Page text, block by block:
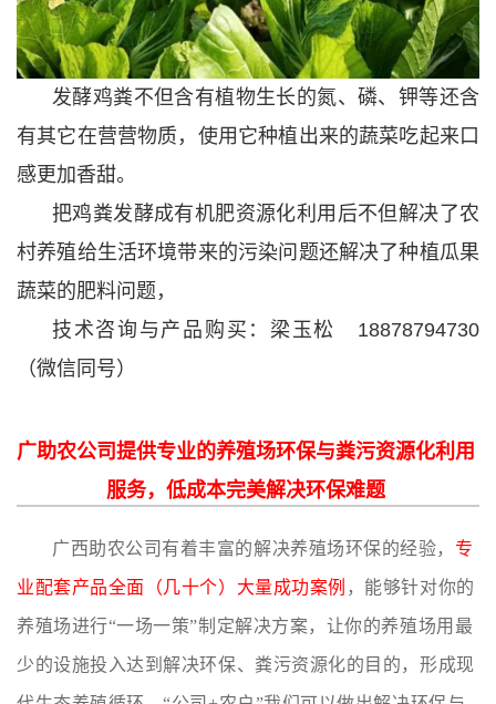
发酵鸡粪不但含有植物生长的氮、磷、钾等还含
有其它在营营物质，使用它种植出来的蔬菜吃起来口
感更加香甜。
把鸡粪发酵成有机肥资源化利用后不但解决了农
村养殖给生活环境带来的污染问题还解决了种植瓜果
蔬菜的肥料问题，
技术咨询与产品购买：梁玉松 18878794730
（微信同号）
广助农公司提供专业的养殖场环保与粪污资源化利用
服务，低成本完美解决环保难题
广西助农公司有着丰富的解决养殖场环保的经验， 专
业配套产品全面（几十个）大量成功案例 ，能够针对你的
养殖场进行“一场一策”制定解决方案，让你的养殖场用最
少的设施投入达到解决环保、粪污资源化的目的，形成现